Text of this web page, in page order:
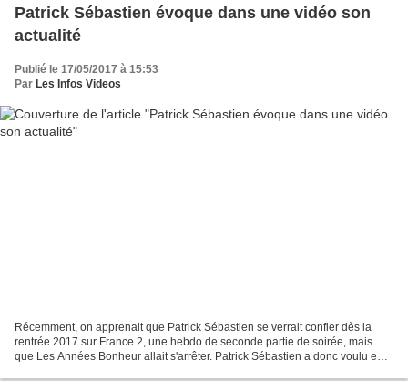
Patrick Sébastien évoque dans une vidéo son
actualité
Publié le 17/05/2017 à 15:53
Par Les Infos Videos
Récemment, on apprenait que Patrick Sébastien se verrait confier dès la
rentrée 2017 sur France 2, une hebdo de seconde partie de soirée, mais
que Les Années Bonheur allait s'arrêter. Patrick Sébastien a donc voulu en